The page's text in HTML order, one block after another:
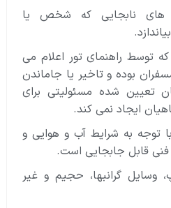
های نابجایی که شخص یا
توسط راهنمای تور اعلام می
بوده و تاخیر یا جاماندن
تعیین شده مسئولیتی برای
ایجاد نمی کند.
توجه به شرایط آب و هوایی و
قابل جابجایی است.
وسایل گرانبها، حجیم و غیر